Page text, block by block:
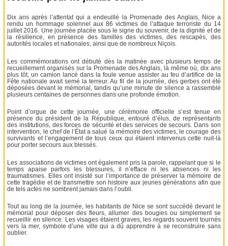
Dix ans après l’attentat qui a endeuillé la Promenade des Anglais, Nice a
rendu un hommage solennel aux 86 victimes de l’attaque terroriste du 14
juillet 2016. Une journée placée sous le signe du souvenir, de la dignité et de
la résilience, en présence des familles des victimes, des rescapés, des
autorités locales et nationales, ainsi que de nombreux Niçois.
Les commémorations ont débuté dès la matinée avec plusieurs temps de
recueillement organisés sur la Promenade des Anglais, là même où, dix ans
plus tôt, un camion lancé dans la foule venue assister au feu d’artifice de la
Fête nationale avait semé la terreur. Au fil de la journée, des gerbes ont été
déposées devant le mémorial, tandis qu’une minute de silence a rassemblé
plusieurs centaines de personnes dans une profonde émotion.
Point d’orgue de cette journée, une cérémonie officielle s’est tenue en
présence du président de la République, entouré d’élus, de représentants
des institutions, des forces de sécurité et des services de secours. Dans son
intervention, le chef de l’État a salué la mémoire des victimes, le courage des
survivants et l’engagement de tous ceux qui étaient intervenus cette nuit-là
pour porter secours aux blessés.
Les associations de victimes ont également pris la parole, rappelant que si le
temps apaise parfois les blessures, il n’efface ni les absences ni les
traumatismes. Elles ont insisté sur l’importance de préserver la mémoire de
cette tragédie et de transmettre son histoire aux jeunes générations afin que
de tels actes ne sombrent jamais dans l’oubli.
Tout au long de la journée, les habitants de Nice se sont succédé devant le
mémorial pour déposer des fleurs, allumer des bougies ou simplement se
recueillir en silence. Les visages étaient graves, les regards souvent tournés
vers la mer, symbole d’une ville qui a dû apprendre à se reconstruire sans
oublier.